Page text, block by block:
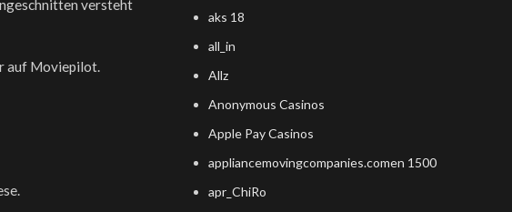
versteht
auf Moviepilot.
aks 18
all_in
Allz
Anonymous Casinos
Apple Pay Casinos
appliancemovingcompanies.comen 1500
apr_ChiRo